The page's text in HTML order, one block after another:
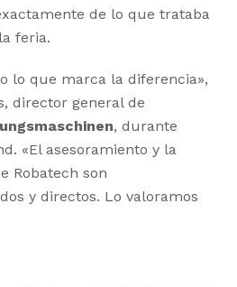
de lo que trataba
feria.
lo que marca la diferencia»,
director general de
, durante
«El asesoramiento y la
Robatech son
y directos. Lo valoramos